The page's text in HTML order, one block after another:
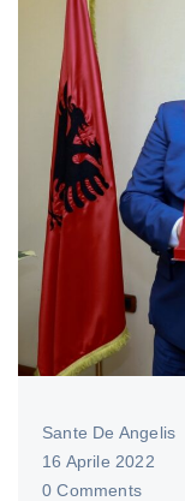
Sante De Angelis
16 Aprile 2022
0 Comments